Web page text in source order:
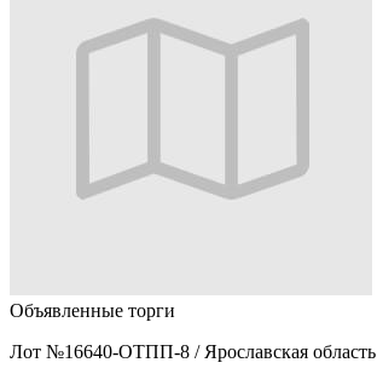
Объявленные торги
Лот №16640-ОТПП-8 / Ярославская область